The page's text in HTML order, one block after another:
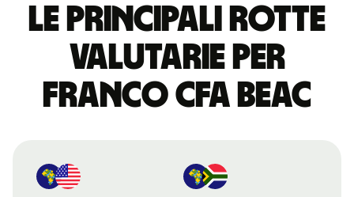
Le principali rotte
valutarie per
franco CFA BEAC